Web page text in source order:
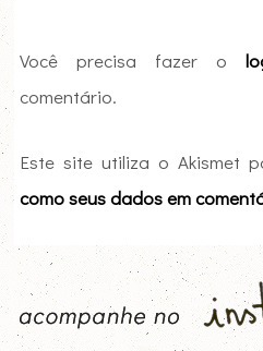
Você precisa fazer o
comentário.
Este site utiliza o Akismet
como seus dados em